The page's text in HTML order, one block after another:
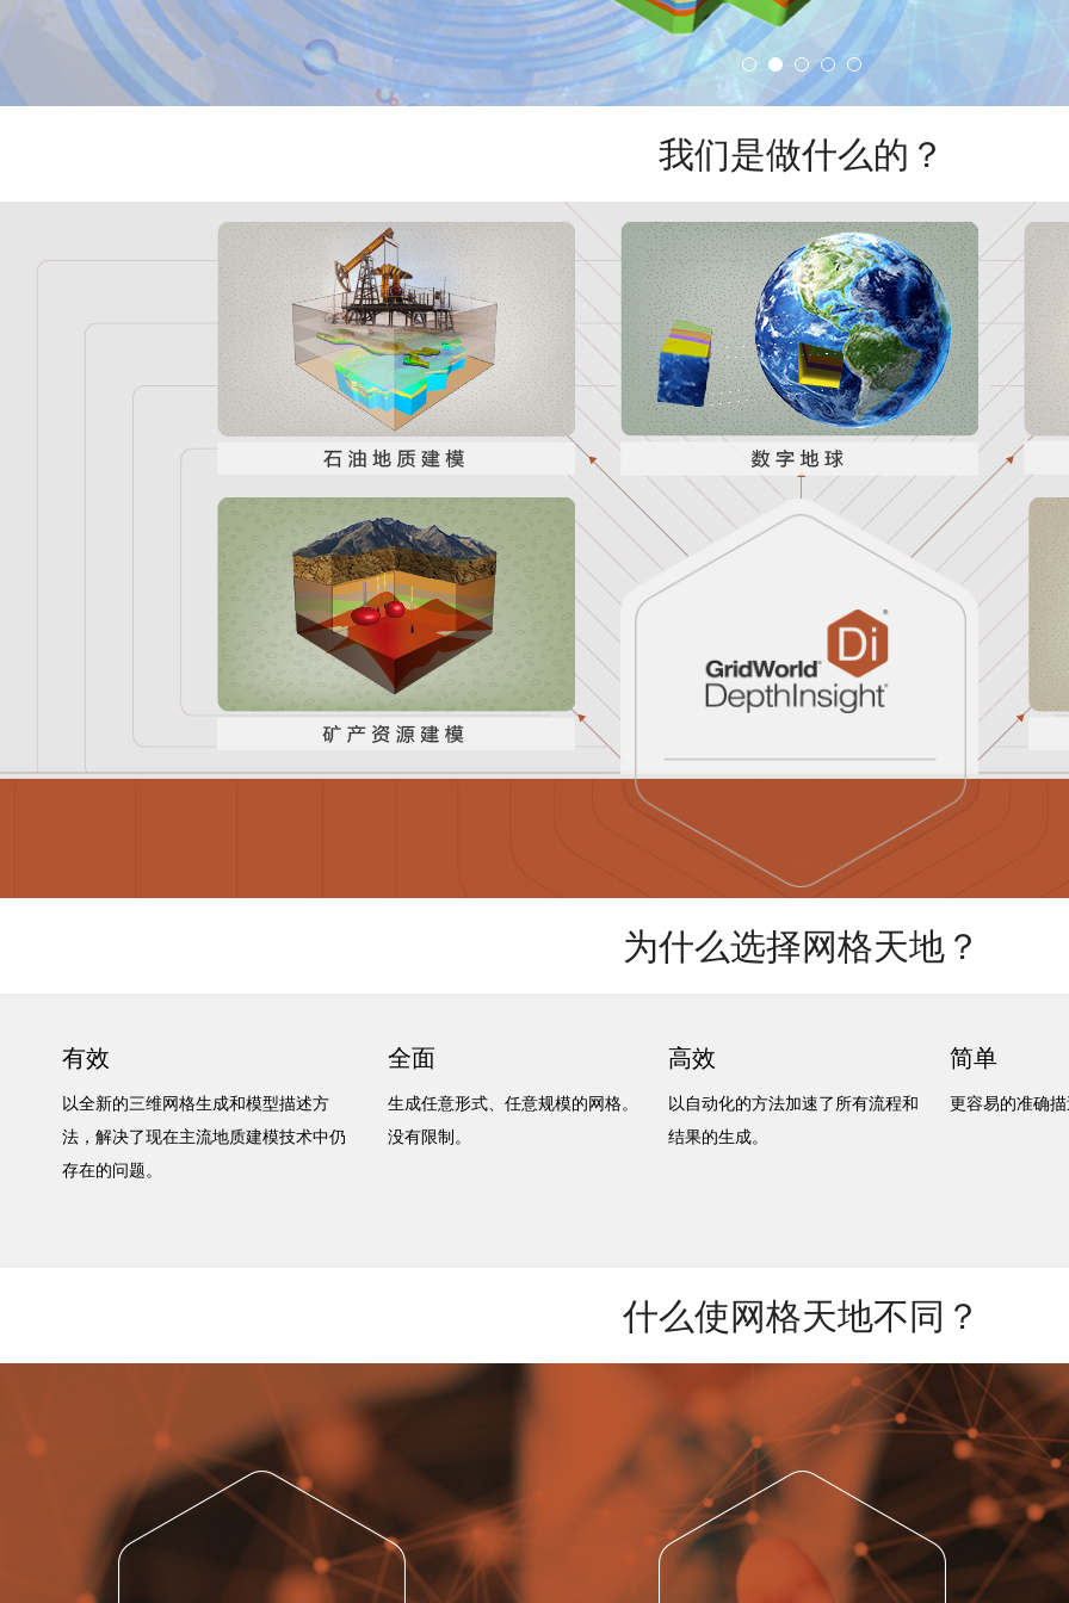
我们是做什么的？
为什么选择网格天地？
有效
以全新的三维网格生成和模型描述方
法，解决了现在主流地质建模技术中仍
存在的问题。
全面
生成任意形式、任意规模的网格。
没有限制。
高效
以自动化的方法加速了所有流程和
结果的生成。
简单
更容易的准确
什么使网格天地不同？